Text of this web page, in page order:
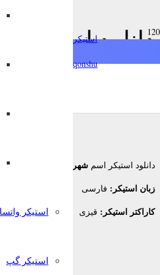
استیکرساز
qonshu@
استیکر
استیکر گپ
دانلود
دانلود استیکر اسم شهره
زبان استیکر: فارسی
کاراکتر استیکر: قیزی